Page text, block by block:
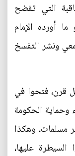
التي تفضح
أورده الإمام
ونشر التفسخ
قرن، فتحوا في
وحماية الحكومة
مسلمات، وهكذا
عليها،